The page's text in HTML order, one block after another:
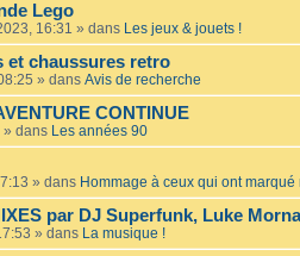
Lego
16:31 » dans Les jeux & jouets !
et chaussures retro
» dans Avis de recherche
CONTINUE
» dans Les années 90
» dans Hommage à ceux qui ont marqué
par DJ Superfunk, Luke
» dans La musique !